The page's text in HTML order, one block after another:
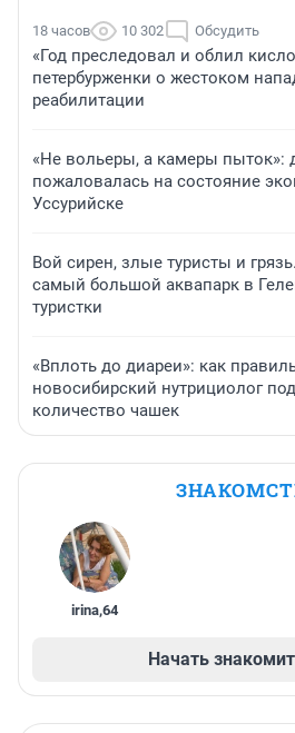
18 часов 10 302 Обсудить
«Год преследовал и облил
петербурженки о жестоком
реабилитации
«Не вольеры, а камеры пыток»:
пожаловалась на состояние
Уссурийске
Вой сирен, злые туристы и
самый большой аквапарк в
туристки
«Вплоть до диареи»: как
новосибирский нутрициолог
количество чашек
irina,64
Начать